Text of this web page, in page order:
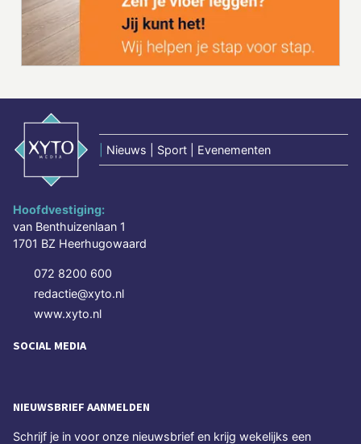
Nieuws | Sport | Evenementen
Hoofdvestiging:
van Benthuizenlaan 1
1701 BZ Heerhugowaard
072 8200 600
redactie@xyto.nl
www.xyto.nl
SOCIAL MEDIA
NIEUWSBRIEF AANMELDEN
Schrijf je in voor onze nieuwsbrief en krijg wekelijks een